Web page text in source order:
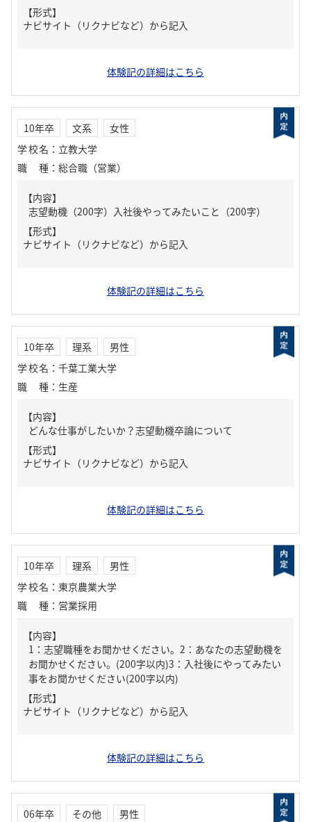
【形式】
ナビサイト（リクナビなど）から記入
体験記の詳細はこちら
10年卒 文系
女性
学校名 ： 立教大学
職種 ： 総合職（営業）
【内容】
志望動機（200字）入社後やってみたいこと（200字）
【形式】
ナビサイト（リクナビなど）から記入
体験記の詳細はこちら
10年卒 理系
男性
学校名 ： 千葉工業大学
職種 ： 生産
【内容】
どんな仕事がしたいか？志望動機卒論について
【形式】
ナビサイト（リクナビなど）から記入
体験記の詳細はこちら
10年卒 理系
男性
学校名 ： 東京農業大学
職種 ： 営業採用
【内容】
1：志望職種をお聞かせください。2：あなたの志望動機を
お聞かせください。(200字以内)3：入社後にやってみたい
事をお聞かせください(200字以内)
【形式】
ナビサイト（リクナビなど）から記入
体験記の詳細はこちら
06年卒 その他
男性